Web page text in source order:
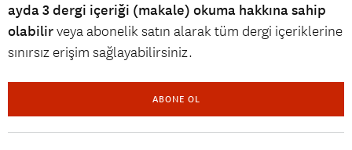
ayda 3 dergi içeriği (makale) okuma hakkına sahip
olabilirveya abonelik satın alarak tüm dergi içeriklerine
sınırsız erişim sağlayabilirsiniz.
ABONE OL